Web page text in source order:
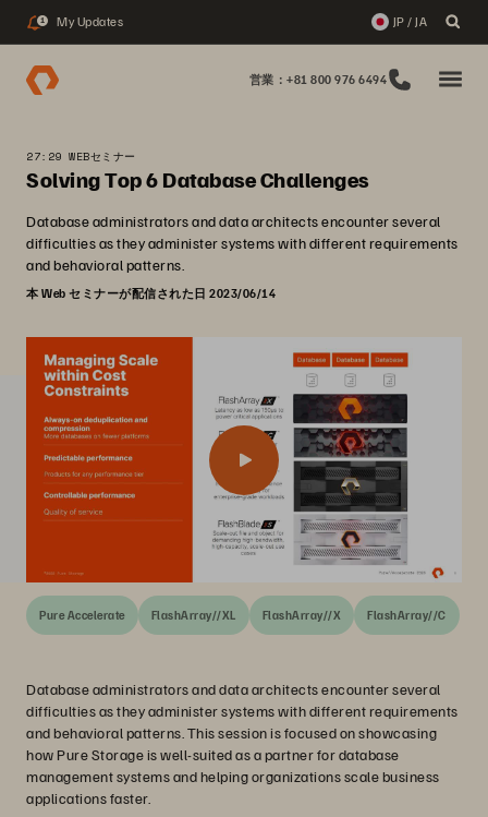
1 My Updates JP / JA
営業：+81 800 976 6494
27:29 WEBセミナー
Solving Top 6 Database Challenges
Database administrators and data architects encounter several
difficulties as they administer systems with different requirements
and behavioral patterns.
本 Web セミナーが配信された日 2023/06/14
Pure Accelerate FlashArray//XL FlashArray//X FlashArray//C
Database administrators and data architects encounter several
difficulties as they administer systems with different requirements
and behavioral patterns. This session is focused on showcasing
how Pure Storage is well-suited as a partner for database
management systems and helping organizations scale business
applications faster.